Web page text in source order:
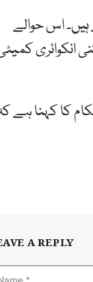
اس حوالے
کر دی گئی ہے کہ 2021ء سے اب تک کتنے سی ڈی آرز نکلوائے گئے ہیں۔ 5 رکنی
کا کہنا ہے
A REPLY